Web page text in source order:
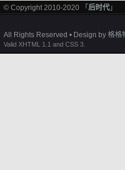
© Copyright 2010-2020 「 后时代 」
All Rights Reserved • Design by 格格
Valid XHTML 1.1 and CSS 3.